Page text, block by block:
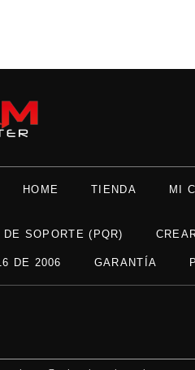
HOME TIENDA MI
SOPORTE (PQR)
DE 2006 GARANTÍA